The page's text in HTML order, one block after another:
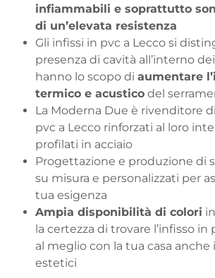
infiammabili e soprattutto
di un’elevata resistenza
Gli infissi in pvc a Lecco si
presenza di cavità all’interno
hanno lo scopo di aumentare
termico e acustico del
La Moderna Due è rivenditore
pvc a Lecco rinforzati al loro
profilati in acciaio
Progettazione e produzione di
su misura e personalizzati per
tua esigenza
Ampia disponibilità di colori
la certezza di trovare l’infisso in
al meglio con la tua casa
estetici